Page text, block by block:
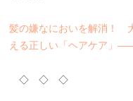
髪の嫌なにおいを解消！
える正しい「ヘアケア」
◇ ◇ ◇